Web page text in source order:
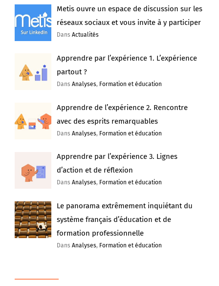
réseaux sociaux et vous invite à y participer
DansActualités
partout ?
DansAnalyses
avec des esprits remarquables
Dans Analyses,Formation et éducation
d’action et de réflexion
DansAnalyses,Formation et éducation
système français d’éducation et de
formation professionnelle
DansAnalyses,Formation et éducation